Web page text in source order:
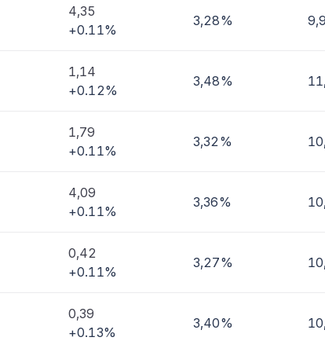
4,35
+0.11%
3,28%
1,14
+0.12%
3,48%
1,79
+0.11%
3,32%
4,09
+0.11%
3,36%
0,42
+0.11%
3,27%
0,39
+0.13%
3,40%